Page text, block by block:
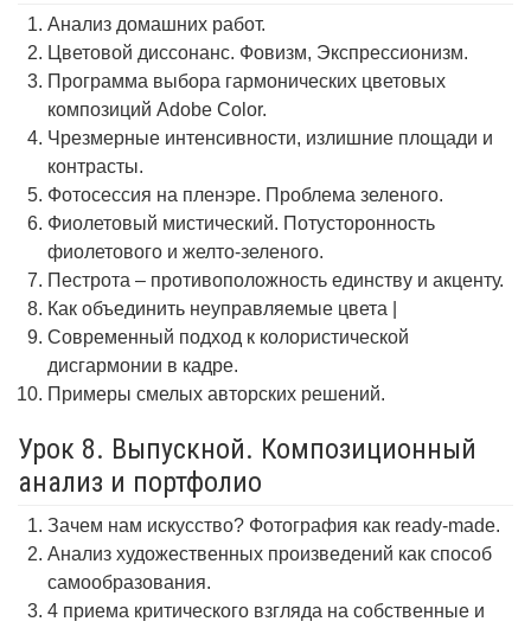
Анализ домашних работ.
Цветовой диссонанс. Фовизм, Экспрессионизм.
Программа выбора гармонических цветовых
композиций Adobe Color.
Чрезмерные интенсивности, излишние площади и
контрасты.
Фотосессия на пленэре. Проблема зеленого.
Фиолетовый мистический. Потусторонность
фиолетового и желто-зеленого.
Пестрота – противоположность единству и акценту.
Как объединить неуправляемые цвета |
Современный подход к колористической
дисгармонии в кадре.
Примеры смелых авторских решений.
Урок 8. Выпускной. Композиционный
анализ и портфолио
Зачем нам искусство? Фотография как ready-made.
Анализ художественных произведений как способ
самообразования.
4 приема критического взгляда на собственные и